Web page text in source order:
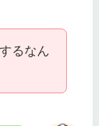
るなん